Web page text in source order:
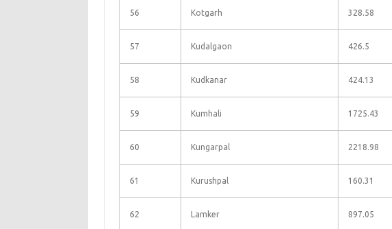
56 Kotgarh 328.58
57 Kudalgaon 426.5
58 Kudkanar 424.13
59 Kumhali 1725.43
60 Kungarpal 2218.98
61 Kurushpal 160.31
62 Lamker 897.05